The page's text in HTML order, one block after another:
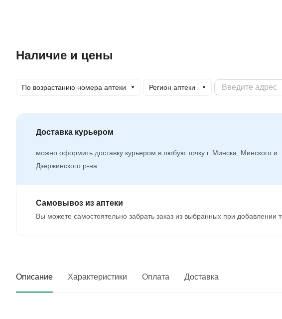
Наличие и цены
По возрастанию номера аптеки Регион аптеки
Доставка курьером
можно оформить доставку курьером в любую точку г. Минска, Минского и
Дзержинского р-на
Самовывоз из аптеки
Вы можете самостоятельно забрать заказ из выбранных при добавлении
Описание Характеристики Оплата Доставка